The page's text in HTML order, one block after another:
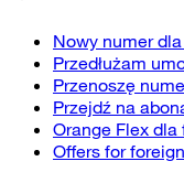
Nowy numer
Przedłużam
Przenoszę
Przejdź na
Orange Flex dla
Offers for